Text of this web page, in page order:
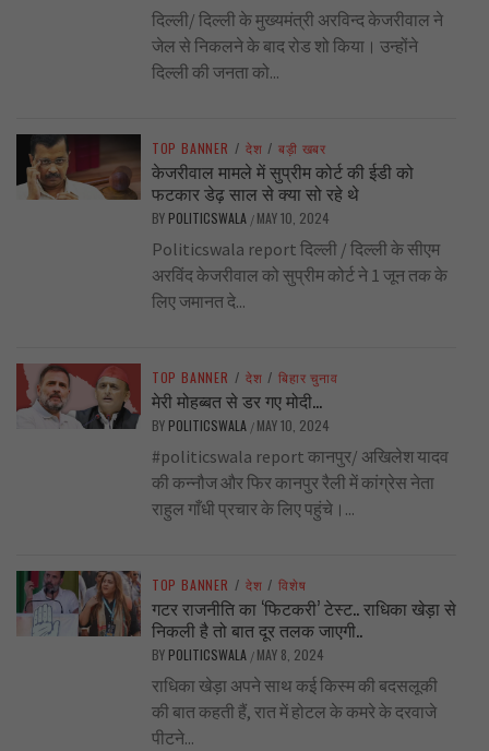
दिल्ली/ दिल्ली के मुख्यमंत्री अरविन्द केजरीवाल ने
जेल से निकलने के बाद रोड शो किया। उन्होंने
दिल्ली की जनता को...
TOP BANNER / देश / बड़ी खबर
केजरीवाल मामले में सुप्रीम कोर्ट की ईडी को
फटकार डेढ़ साल से क्या सो रहे थे
BY POLITICSWALA / MAY 10, 2024
Politicswala report दिल्ली / दिल्ली के सीएम
अरविंद केजरीवाल को सुप्रीम कोर्ट ने 1 जून तक के
लिए जमानत दे...
TOP BANNER / देश / बिहार चुनाव
मेरी मोहब्बत से डर गए मोदी…
BY POLITICSWALA / MAY 10, 2024
#politicswala report कानपुर/ अखिलेश यादव
की कन्नौज और फिर कानपुर रैली में कांग्रेस नेता
राहुल गाँधी प्रचार के लिए पहुंचे।...
TOP BANNER / देश / विशेष
गटर राजनीति का ‘फिटकरी’ टेस्ट.. राधिका खेड़ा से
निकली है तो बात दूर तलक जाएगी..
BY POLITICSWALA / MAY 8, 2024
राधिका खेड़ा अपने साथ कई किस्म की बदसलूकी
की बात कहती हैं, रात में होटल के कमरे के दरवाजे
पीटने...